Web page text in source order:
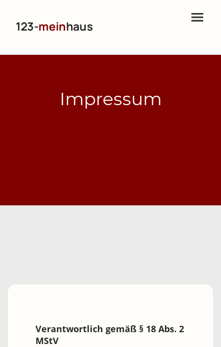
123-meinhaus
Impressum
Verantwortlich gemäß § 18 Abs. 2
MStV